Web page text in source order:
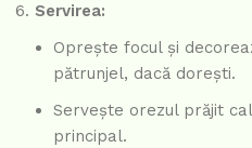
Servirea:
Oprește focul și
pătrunjel, dacă dorești.
Servește orezul prăjit
principal.